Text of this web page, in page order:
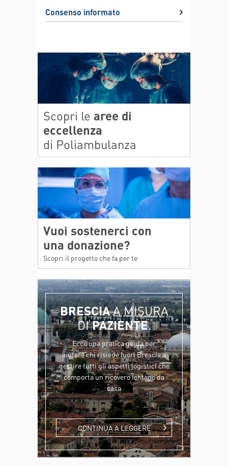
Consenso informato
Scopri le aree di
eccellenza
di Poliambulanza
Vuoi sostenerci con
una donazione?
Scopri il progetto che fa per te
BRESCIAA MISURA
DIPAZIENTE.
Ecco una pratica guida per
aiutare chi risiede fuori Brescia a
gestire tutti gli aspetti logistici che
comporta un ricovero lontano da
casa
CONTINUA A LEGGERE